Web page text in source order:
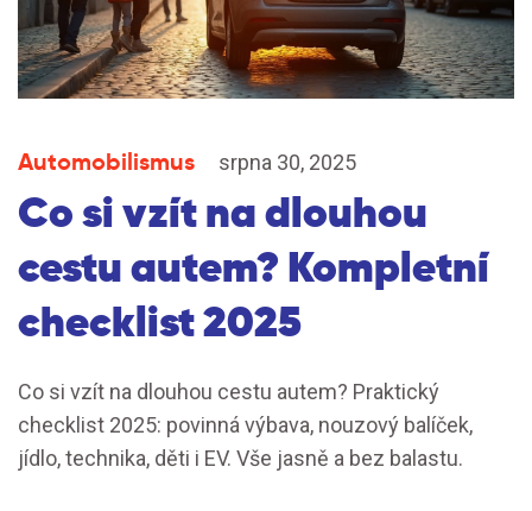
Automobilismus srpna 30, 2025
Co si vzít na dlouhou
cestu autem? Kompletní
checklist 2025
Co si vzít na dlouhou cestu autem? Praktický
checklist 2025: povinná výbava, nouzový balíček,
jídlo, technika, děti i EV. Vše jasně a bez balastu.